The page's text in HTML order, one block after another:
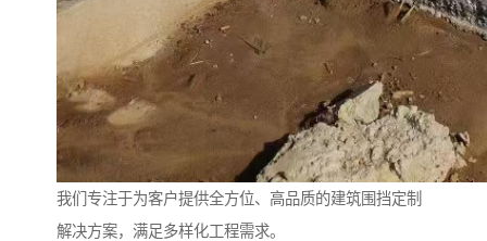
我们专注于为客户提供全方位、高品质的建筑围挡定制
解决方案，满足多样化工程需求。